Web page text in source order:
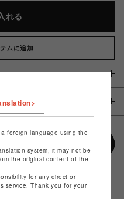
れる
ムに追加
foreign language using the
system, it may not be
the original content of the
for any direct or
service. Thank you for your